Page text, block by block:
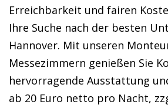
Erreichbarkeit und fairen
Ihre Suche nach der besten
Hannover. Mit unseren
Messezimmern genießen Sie
hervorragende Ausstattung
ab 20 Euro netto pro Nacht,